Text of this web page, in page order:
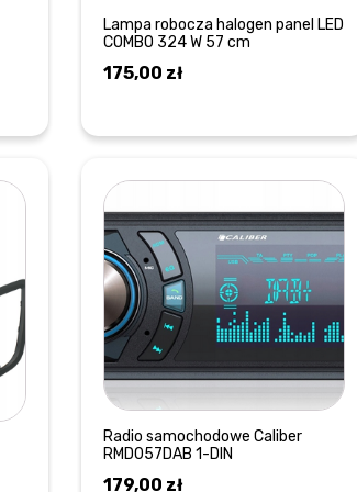
Lampa robocza halogen panel LED
COMBO 324 W 57 cm
175,00 zł
Radio samochodowe Caliber
RMD057DAB 1-DIN
179,00 zł